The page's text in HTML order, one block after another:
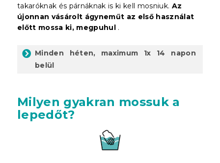
takaróknak és párnáknak is ki kell mosniuk. Az
újonnan vásárolt ágyneműt az első használat
előtt mossa ki, megpuhul .
Minden héten, maximum 1x 14 napon
belül
Milyen gyakran mossuk a
lepedőt?